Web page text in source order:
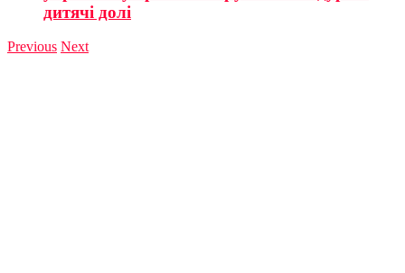
дитячі долі
Previous Next